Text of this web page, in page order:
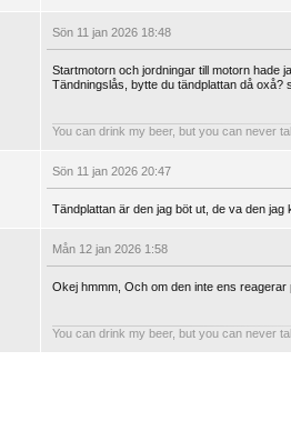
Sön 11 jan 2026 18:48
Startmotorn och jordningar till motorn hade
Tändningslås, bytte du tändplattan då oxå?
You can drink my beer, but you can never
Sön 11 jan 2026 20:47
Tändplattan är den jag böt ut, de va den
Mån 12 jan 2026 1:58
Okej hmmm, Och om den inte ens
You can drink my beer, but you can never